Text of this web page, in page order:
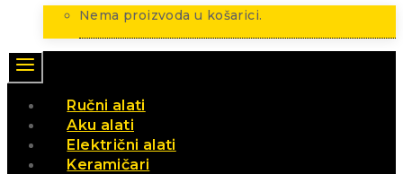
Nema proizvoda u košarici.
Ručni alati
Aku alati
Električni alati
Keramičari